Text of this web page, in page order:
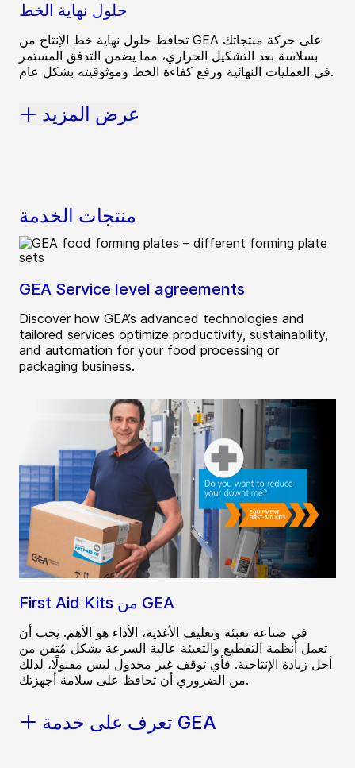
حلول نهاية الخط
تحافظ حلول نهاية خط الإنتاج من GEA على حركة منتجاتك
بسلاسة بعد التشكيل الحراري، مما يضمن التدفق المستمر
في العمليات النهائية ورفع كفاءة الخط وموثوقيته بشكل عام.
عرض المزيد
منتجات الخدمة
GEA Service level agreements
Discover how GEA’s advanced technologies and
tailored services optimize productivity, sustainability,
and automation for your food processing or
packaging business.
First Aid Kits من GEA
في صناعة تعبئة وتغليف الأغذية، الأداء هو الأهم. يجب أن
تعمل أنظمة التقطيع والتعبئة عالية السرعة بشكل مُتقن من
أجل زيادة الإنتاجية. فأي توقف غير مجدول ليس مقبولًا، لذلك
من الضروري أن تحافظ على سلامة أجهزتك.
تعرف على خدمة GEA